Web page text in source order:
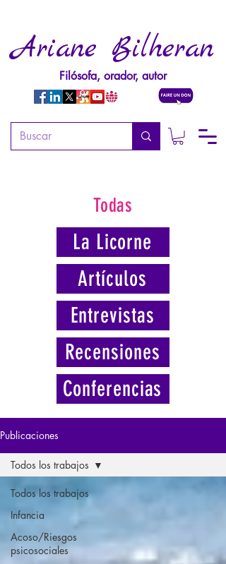
Ariane Bilheran
Filósofa, orador, autor
Todas
La Licorne
Artículos
Entrevistas
Recensiones
Conferencias
Publicaciones
Todos los trabajos
Infancia
Acoso/Riesgos
psicosociales
Todos los trabajos